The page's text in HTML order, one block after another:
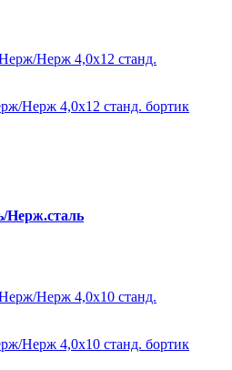
Нерж 4,0х12 станд. бортик
Нерж.сталь
Нерж 4,0х10 станд. бортик